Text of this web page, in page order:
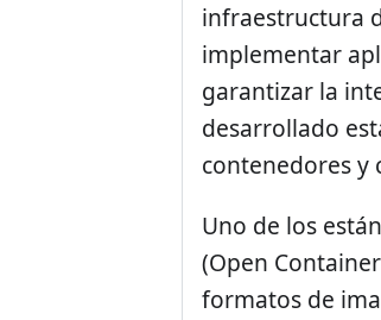
infraestructura
implementar
garantizar la
desarrollado
contenedores y
Uno de los
(Open
formatos de